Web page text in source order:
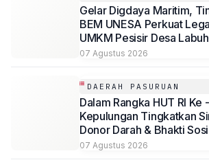
Gelar Digdaya Maritim,
BEM UNESA Perkuat
UMKM Pesisir Desa
07 Agustus 2026
DAERAH PASURUAN
Dalam Rangka HUT RI Ke
Kepulungan Tingkatkan
Donor Darah & Bhakti
07 Agustus 2026